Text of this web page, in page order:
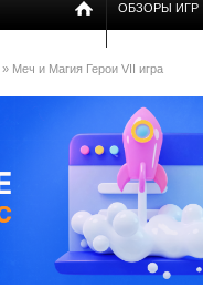
ОБЗОРЫ ИГР
» Меч и Магия Герои VII игра